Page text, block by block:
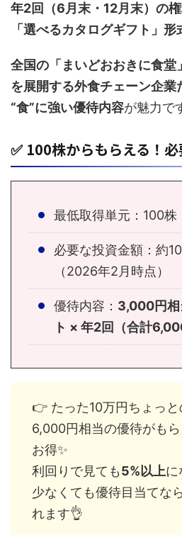
年2回（6月末・12月末）の
「選べるカタログギフト」形
全国の「まいどおおきに食堂
を展開する外食チェーン企業
“食”に強い優待内容が魅力
✅ 100株からもらえる！
最低取得単元：100株
必要な投資金額：約
（2026年2月時点）
優待内容： 3,000円相
ト × 年2回（合計
👉 たった10万円ちょっと
6,000円相当の優待がも
お得✨
利回りで見ても5%以上に
少なくても優待目当てな
れます👌